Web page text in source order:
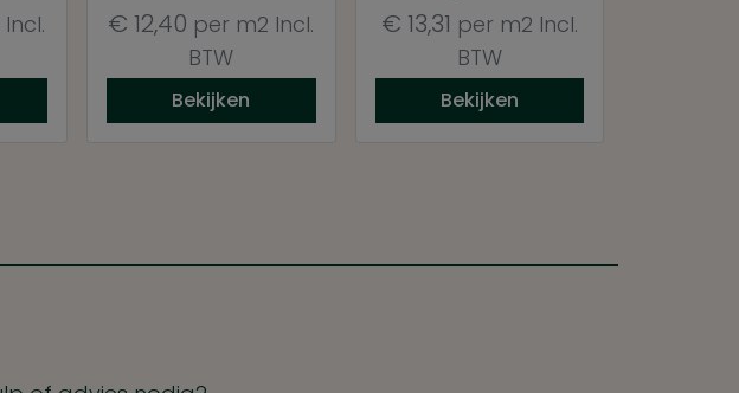
Incl.
€ 12,40 per m2 Incl.
BTW
Bekijken
€ 13,31 per m2 Incl.
BTW
Bekijken